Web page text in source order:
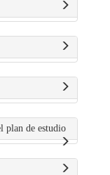
plan de estudio